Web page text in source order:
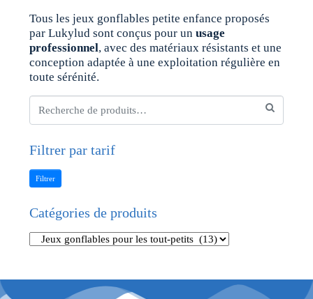
Tous les jeux gonflables petite enfance proposés
par Lukylud sont conçus pour unusage
professionnel, avec des matériaux résistants et une
conception adaptée à une exploitation régulière en
toute sérénité.
Filtrer par tarif
Filtrer
Catégories de produits